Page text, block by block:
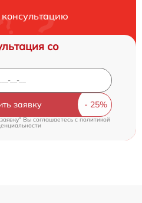
со
заявку
Вы соглашаетесь cполитикой